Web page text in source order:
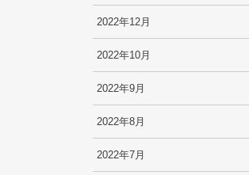
2022年12月
2022年10月
2022年9月
2022年8月
2022年7月